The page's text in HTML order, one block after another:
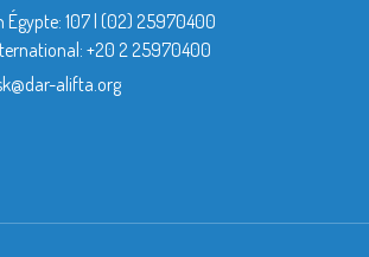
Égypte: 107| (02) 25970400
+20 2 25970400
alifta.org